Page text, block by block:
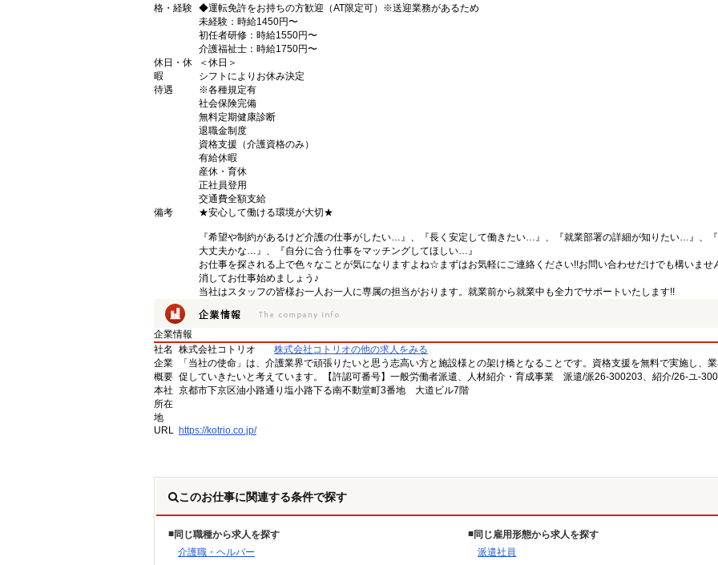
格・経験 ◆運転免許をお持ちの方歓迎（AT限定可）※送迎業務があるため
未経験：時給1450円〜
初任者研修：時給1550円〜
介護福祉士：時給1750円〜
休日・休
暇
＜休日＞
シフトによりお休み決定
待遇
※各種規定有
社会保険完備
無料定期健康診断
退職金制度
資格支援（介護資格のみ）
有給休暇
産休・育休
正社員登用
交通費全額支給
備考
★安心して働ける環境が大切★
『希望や制約があるけど介護の仕事がしたい…』、『長く安定して働きたい…』、『就業部署の詳細が知りたい…』、
大丈夫かな…』、『自分に合う仕事をマッチングしてほしい…』
お仕事を探される上で色々なことが気になりますよね☆まずはお気軽にご連絡ください!!お問い合わせだけでも構いませ
消してお仕事始めましょう♪
当社はスタッフの皆様お一人お一人に専属の担当がおります。就業前から就業中も全力でサポートいたします!!
企業情報
社名
株式会社コトリオ
株式会社コトリオの他の求人をみる
企業
概要
「当社の使命」は、介護業界で頑張りたいと思う志高い方と施設様との架け橋となることです。資格支援を無料で実施し、
促していきたいと考えています。【許認可番号】一般労働者派遣、人材紹介・育成事業 派遣/派26-300203、紹介/26-ユ-
本社
所在
地
京都市下京区油小路通り塩小路下る南不動堂町3番地 大道ビル7階
URL https://kotrio.co.jp/
このお仕事に関連する条件で探す
同じ職種から求人を探す
介護職・ヘルパー
同じ雇用形態から求人を探す
派遣社員